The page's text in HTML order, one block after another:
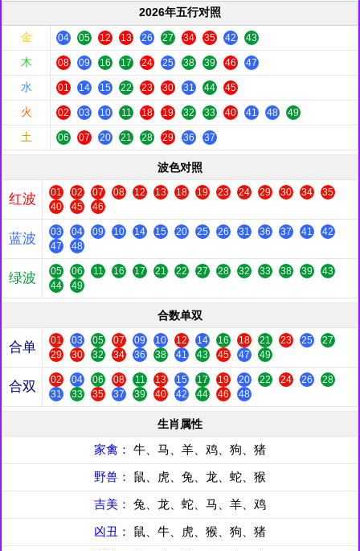
2026年五行对照
金
04 05 12 13 26 27 34 35 42 43
木 08 09 16 17 24 25 38 39 46 47
水 01 14 15 22 23 30 31 44 45
火 02 03 10 11 18 19 32 33 40 41 48 49
土 06 07 20 21 28 29 36 37
波色对照
红波 01 02 07 08 12 13 18 19 23 24 29 30 34
35
40
45 46
蓝波 03 04 09 10 14 15 20 25 26 31 36 37 41
42
47
48
绿波 05 06 11 16 17 21 22 27 28 32 33 38 39
43
44
49
合数单双
合单 01 03 05 07 09 10 12 14 16 18 21 23 25
27
29
30 32 34 36 38 41 43 45 47 49
合双 02 04 06 08 11 13 15 17 19 20 22 24 26
28
31
33 35 37 39 40 42 44 46 48
生肖属性
家禽： 牛、马、羊、鸡、狗、猪
野兽： 鼠、虎、兔、龙、蛇、猴
吉美： 兔、龙、蛇、马、羊、鸡
凶丑： 鼠、牛、虎、猴、狗、猪